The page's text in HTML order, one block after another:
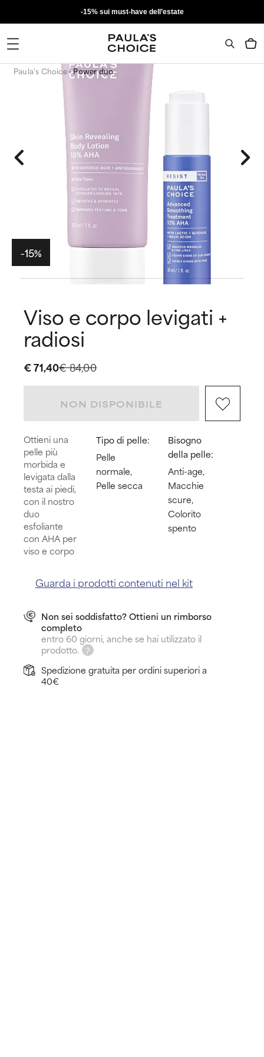
-15% sui must-have dell’estate
Paula's Choice Power duo
-15%
Viso e corpo levigati +
radiosi
€ 84,00
€ 71,40
Ottieni una
pelle più
morbida e
levigata dalla
testa ai piedi,
con il nostro
duo
esfoliante
con AHA per
viso e corpo
Tipo di pelle:
Pelle
normale,
Pelle secca
Bisogno
della pelle:
Anti-age,
Macchie
scure,
Colorito
spento
Guarda i prodotti contenuti nel kit
NON DISPONIBILE
Non sei soddisfatto? Ottieni un rimborso
completo
entro 60 giorni, anche se hai utilizzato il
prodotto.
Spedizione gratuita per ordini superiori a
40€